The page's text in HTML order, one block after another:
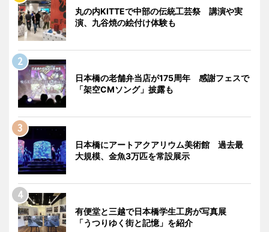
丸の内KITTEで中部の伝統工芸祭 講演や実
演、九谷焼の絵付け体験も
日本橋の老舗弁当店が175周年 感謝フェスで
「架空CMソング」披露も
日本橋にアートアクアリウム美術館 過去最
大規模、金魚3万匹を常設展示
有便堂と三越で日本橋学生工房が写真展
「うつりゆく街と記憶」を紹介